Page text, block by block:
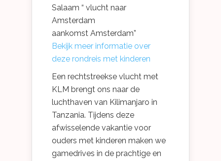
Salaam “ vlucht naar
Amsterdam
aankomst Amsterdam”
Bekijk meer informatie over
deze rondreis met kinderen
Een rechtstreekse vlucht met
KLM brengt ons naar de
luchthaven van Kilimanjaro in
Tanzania. Tijdens deze
afwisselende vakantie voor
ouders met kinderen maken we
gamedrives in de prachtige en